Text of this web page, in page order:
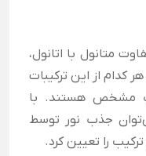
متانول با اتانول،
کدام از این ترکیبات
مشخص هستند. با
جذب نور توسط
ترکیب را تعیین کرد.